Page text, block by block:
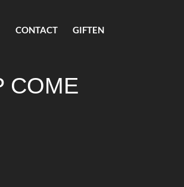
CONTACT GIFTEN
COME